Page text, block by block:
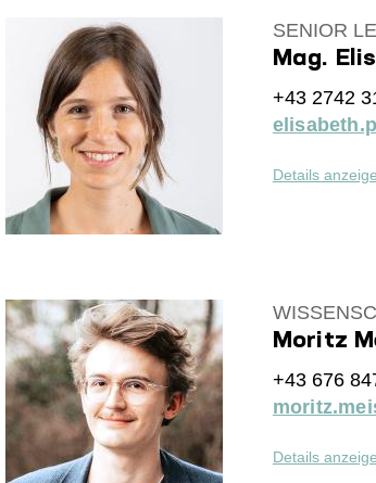
SENIOR
Mag.
+43 2742
Details
Moritz
+43 676
Details